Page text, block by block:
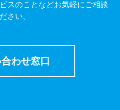
スのことなどお気軽にご相談
さい。
わせ窓口